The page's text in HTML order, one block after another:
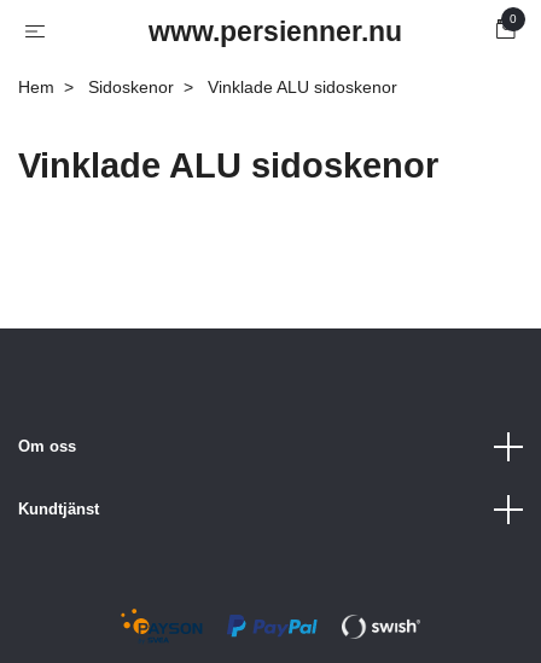
www.persienner.nu 0
Hem Sidoskenor Vinklade ALU sidoskenor
Vinklade ALU sidoskenor
Om oss
Kundtjänst